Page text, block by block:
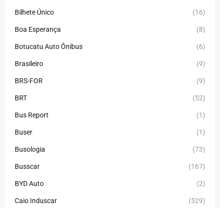
Bilhete Único (16)
Boa Esperança (8)
Botucatu Auto Ônibus (6)
Brasileiro (9)
BRS-FOR (9)
BRT (52)
Bus Report (1)
Buser (1)
Busologia (73)
Busscar (167)
BYD Auto (2)
Caio Induscar (529)